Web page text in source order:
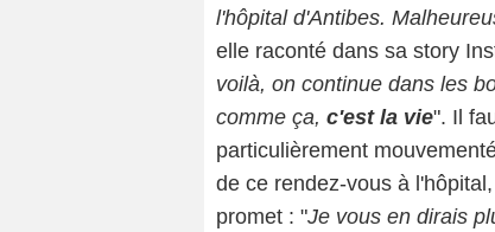
l'hôpital d'Antibes.
elle raconté dans sa story
voilà, on continue dans les
comme ça, c'est la vie". Il
particulièrement
de ce rendez-vous à
promet : "Je vous en dirais